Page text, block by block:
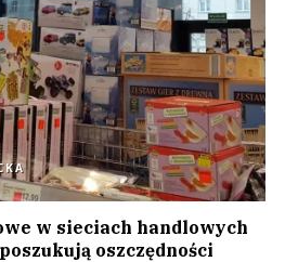
w sieciach handlowych
oszczędności